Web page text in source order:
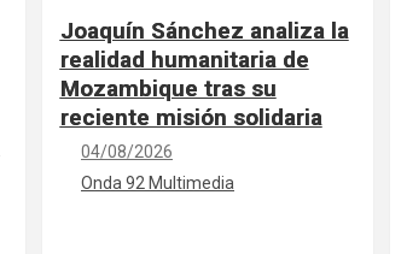
Joaquín Sánchez analiza la
realidad humanitaria de
Mozambique tras su
reciente misión solidaria
04/08/2026
Onda 92 Multimedia